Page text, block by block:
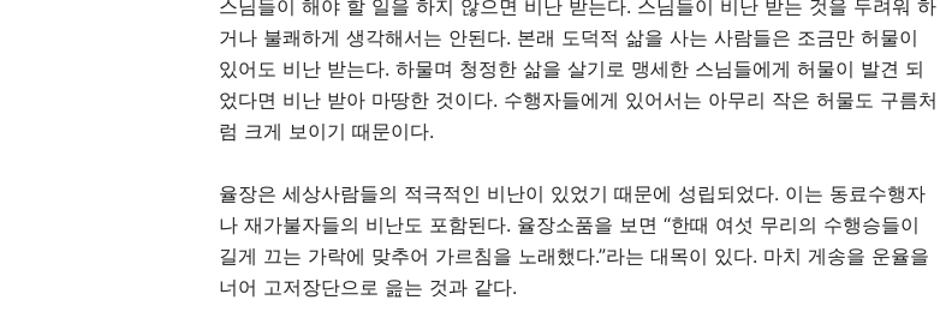
스님들이 해야 할 일을 하지 않으면 비난 받는다. 스님들이 비난 받는 것을 두려워 하
거나 불쾌하게 생각해서는 안된다. 본래 도덕적 삶을 사는 사람들은 조금만 허물이
있어도 비난 받는다. 하물며 청정한 삶을 살기로 맹세한 스님들에게 허물이 발견 되
었다면 비난 받아 마땅한 것이다. 수행자들에게 있어서는 아무리 작은 허물도 구름처
럼 크게 보이기 때문이다.
율장은 세상사람들의 적극적인 비난이 있었기 때문에 성립되었다. 이는 동료수행자
나 재가불자들의 비난도 포함된다. 율장소품을 보면 “한때 여섯 무리의 수행승들이
길게 끄는 가락에 맞추어 가르침을 노래했다.”라는 대목이 있다. 마치 게송을 운율을
너어 고저장단으로 읊는 것과 같다.